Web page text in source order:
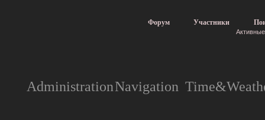
Форум Участники
AdministrationNavigation